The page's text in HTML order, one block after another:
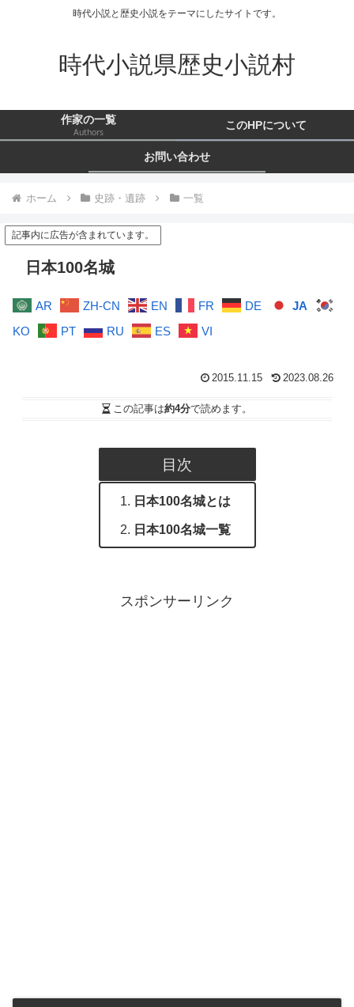
時代小説と歴史小説をテーマにしたサイトです。
時代小説県歴史小説村
作家の一覧
Authors
このHPについて
お問い合わせ
ホーム 史跡・遺跡 一覧
記事内に広告が含まれています。
日本100名城
AR ZH-CN EN FR DE
JA
KO
PT RU ES VI
2015.11.15 2023.08.26
この記事は約4分で読めます。
目次
日本100名城とは
日本100名城一覧
スポンサーリンク